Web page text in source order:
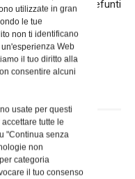
utilizzate in gran
le tue
non ti identificano
Web
il tuo diritto alla
consentire alcuni
usate per questi
tutte le
"Continua senza
non
categoria
il tuo consenso
Giovanni per i defunti
sulla strada
fraternità»